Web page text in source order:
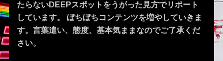
たらないDEEPスポットをうがった見方でリポート
しています。 ぼちぼちコンテンツを増やしていきま
す。言葉遣い、態度、基本気ままなのでご了承くだ
さい。